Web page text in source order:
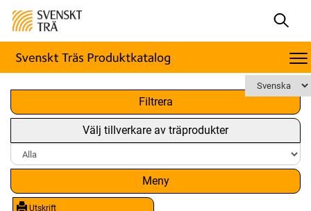
Filtrera
Välj tillverkare av träprodukter
Meny
Utskrift
x